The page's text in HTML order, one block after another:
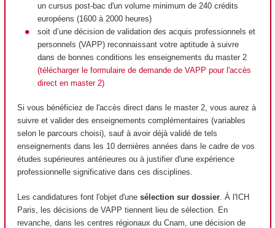
un cursus post-bac d'un volume minimum de 240 crédits
européens (1600 à 2000 heures)
soit d’une décision de validation des acquis professionnels et
personnels (VAPP) reconnaissant votre aptitude à suivre
dans de bonnes conditions les enseignements du master 2
(télécharger le formulaire de demande de VAPP pour l'accès
direct en master 2)
Si vous bénéficiez de l'accès direct dans le master 2, vous aurez à
suivre et valider des enseignements complémentaires (variables
selon le parcours choisi), sauf à avoir déjà validé de tels
enseignements dans les 10 dernières années dans le cadre de vos
études supérieures antérieures ou à justifier d'une expérience
professionnelle significative dans ces disciplines.
Les candidatures font l'objet d'une sélection sur dossier . À l'ICH
Paris, les décisions de VAPP tiennent lieu de sélection. En
revanche, dans les centres régionaux du Cnam, une décision de